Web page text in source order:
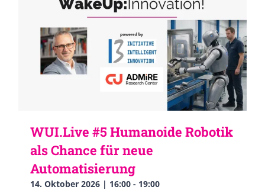
WUI.Live #5 Humanoide Robotik
als Chance für neue
Automatisierung
14. Oktober 2026 | 16:00 - 19:00